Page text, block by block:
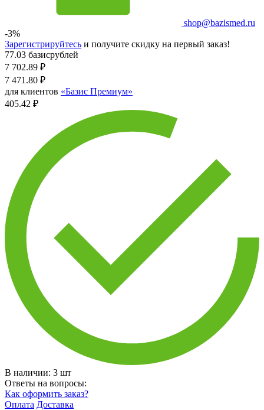
shop@bazismed.ru
-3%
Зарегистрируйтесь и получите скидку на первый заказ!
77.03 базисрублей
7 702.89 ₽
7 471.80 ₽
для клиентов «Базис Премиум»
405.42 ₽
В наличии: 3 шт
Ответы на вопросы:
Как оформить заказ?
Оплата Доставка